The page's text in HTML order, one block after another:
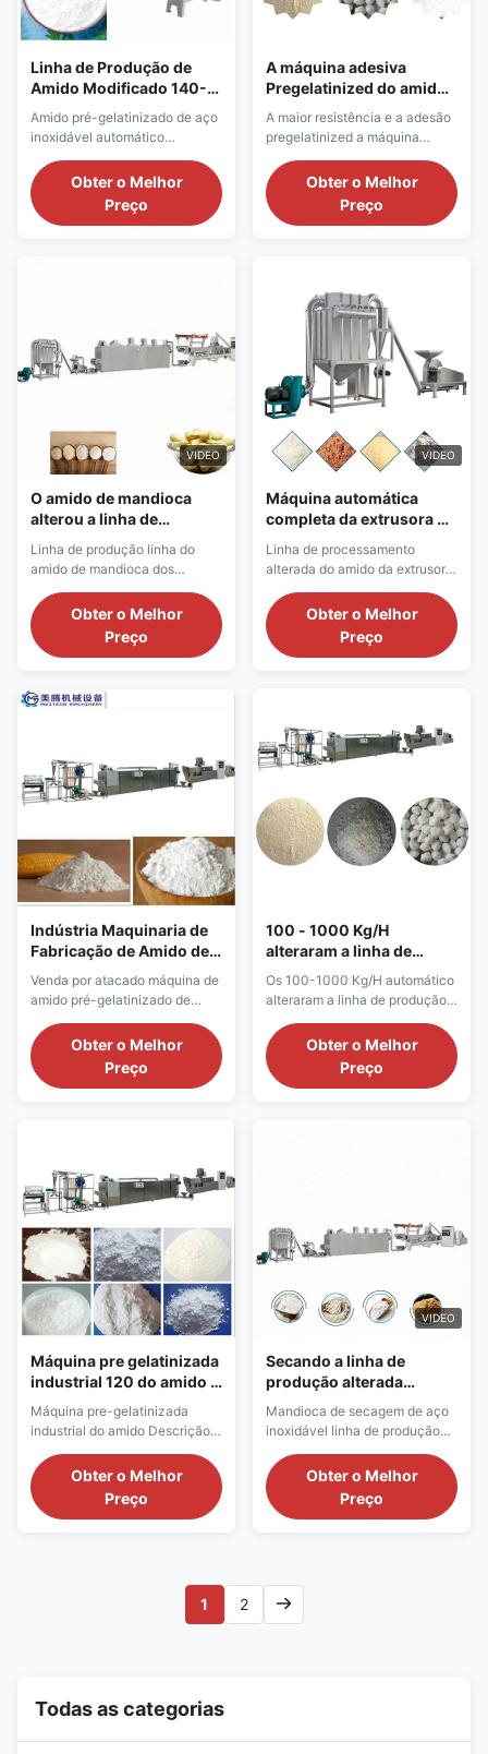
Linha de Produção de
Amido Modificado 140-
160 Kg/H, Máquinas de
Amido de Milho
Amido pré-gelatinizado de aço
inoxidável automático
industrial fazer máquinas
Descrição do produto A
máquina industrial de amido
pré-gelatinizado usa amido
Obter o Melhor
Preço
A máquina adesiva
Pregelatinized do amido
maior a resistência e a
adesão
A maior resistência e a adesão
pregelatinized a máquina
adesiva do amido A maior
resistência e a adesão
pregelatinized a máquina
adesiva do amido Descrição do
mercado para produzir o amido
alterado, com o processo ...
Obter o Melhor
Preço
VIDEO
O amido de mandioca
alterou a linha de
amido
Linha de produção linha do
amido de mandioca dos
alterada do amido Linha de
produção linha alterada do
amido de mandioca dos
produção do amido das grões
esmagando ...
Obter o Melhor
Preço
VIDEO
Máquina automática
completa da extrusora do
Linha de processamento
alterada do amido da extrusora
automática completa
Descrição do produto da linha
de processamento alterada do
processamento alterada do
amido da extrusora do alimento
...
Obter o Melhor
Preço
Indústria Maquinaria de
Fabricação de Amido de
Milho Pré-gelatinizado
Segurança Não Tóxica
Venda por atacado máquina de
amido pré-gelatinizado de
indústria não tóxica Descrição
do produto 一: O que é amido
modificado? O amido
biológicos, ...
Obter o Melhor
Preço
100 - 1000 Kg/H
alteraram a linha de
produção do amido
automática
Os 100-1000 Kg/H automático
alteraram a linha de produção
equipamento alterado planta
de moedura alterado de aço
inoxidável automático alterado
Obter o Melhor
Preço
Máquina pre gelatinizada
industrial 120 do amido -
150kg/H
Máquina pre-gelatinizada
industrial do amido Descrição
aplicações do alimento O
amido alterado tem uma vasta
gama de aplicações e pode ser
matéria têxtil, no alimento, na
Obter o Melhor
Preço
VIDEO
Secando a linha de
produção alterada
mandioca do amido de
aço inoxidável
Mandioca de secagem de aço
inoxidável linha de produção
do produto mandioca de
secagem de aço inoxidável da
linha de produção alterada do
milho e o outro amido do cereal
como matérias ...
Obter o Melhor
Preço
1 2
Todas as categorias